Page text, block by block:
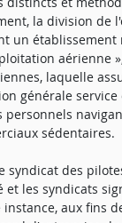
la division de
un établissement
aérienne
laquelle
générale
personnels
sédentaires.
syndicat des
et les syndicats
aux fins